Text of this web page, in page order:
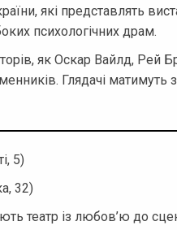
які представлять
психологічних драм.
як Оскар Вайлд, Рей
Глядачі матимуть
5)
32)
театр із любов’ю до